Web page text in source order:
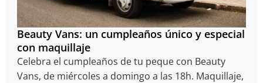
Beauty Vans: un cumpleaños único y especial
con maquillaje
Celebra el cumpleaños de tu peque con Beauty
Vans, de miércoles a domingo a las 18h. Maquillaje,